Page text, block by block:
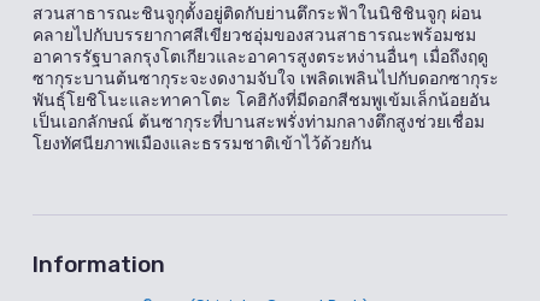
สวนสาธารณะชินจูกุตั้งอยู่ติดกับย่านตึกระฟ้าในนิชิชินจูกุ ผ่อน
คลายไปกับบรรยากาศสีเขียวชอุ่มของสวนสาธารณะพร้อมชม
อาคารรัฐบาลกรุงโตเกียวและอาคารสูงตระหง่านอื่นๆ เมื่อถึงฤดู
ซากุระบานต้นซากุระจะงดงามจับใจ เพลิดเพลินไปกับดอกซากุระ
พันธุ์โยชิโนะและทาคาโตะ โคฮิกังที่มีดอกสีชมพูเข้มเล็กน้อยอัน
เป็นเอกลักษณ์ ต้นซากุระที่บานสะพรั่งท่ามกลางตึกสูงช่วยเชื่อม
โยงทัศนียภาพเมืองและธรรมชาติเข้าไว้ด้วยกัน
Information